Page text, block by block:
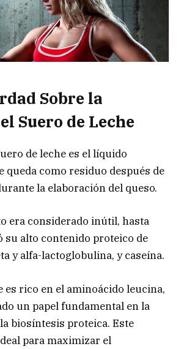
Sobre la
Suero de Leche
de leche es el líquido
queda como residuo después de
la elaboración del queso.
era considerado inútil, hasta
su alto contenido proteico de
y alfa-lactoglobulina, y caseína.
es rico en el aminoácido leucina,
un papel fundamental en la
biosíntesis proteica. Este
para maximizar el